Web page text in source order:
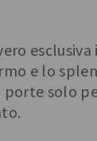
e lo
solo